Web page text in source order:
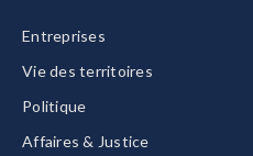
Entreprises
Vie des territoires
Politique
Affaires & Justice